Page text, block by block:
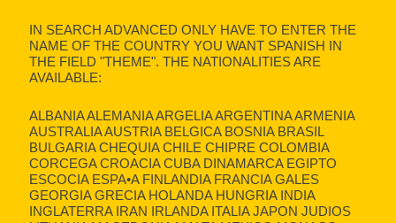
IN SEARCH ADVANCED ONLY HAVE TO ENTER THE
NAME OF THE COUNTRY YOU WANT SPANISH IN
THE FIELD "THEME". THE NATIONALITIES ARE
AVAILABLE:
ALBANIA ALEMANIA ARGELIA ARGENTINA ARMENIA
AUSTRALIA AUSTRIA BELGICA BOSNIA BRASIL
BULGARIA CHEQUIA CHILE CHIPRE COLOMBIA
CORCEGA CROACIA CUBA DINAMARCA EGIPTO
ESCOCIA ESPA•A FINLANDIA FRANCIA GALES
GEORGIA GRECIA HOLANDA HUNGRIA INDIA
INGLATERRA IRAN IRLANDA ITALIA JAPON JUDIOS